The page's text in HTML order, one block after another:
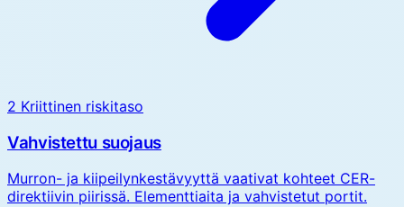
2 Kriittinen riskitaso
Vahvistettu suojaus
Murron- ja kiipeilynkestävyyttä vaativat kohteet CER-
direktiivin piirissä. Elementtiaita ja vahvistetut portit.